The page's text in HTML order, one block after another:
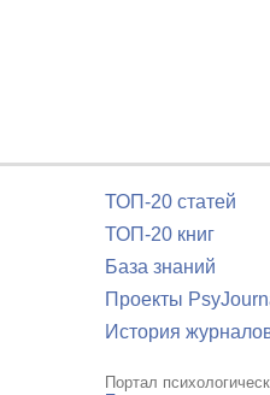
ТОП-20 статей
ТОП-20 книг
База знаний
Проекты
История
Портал